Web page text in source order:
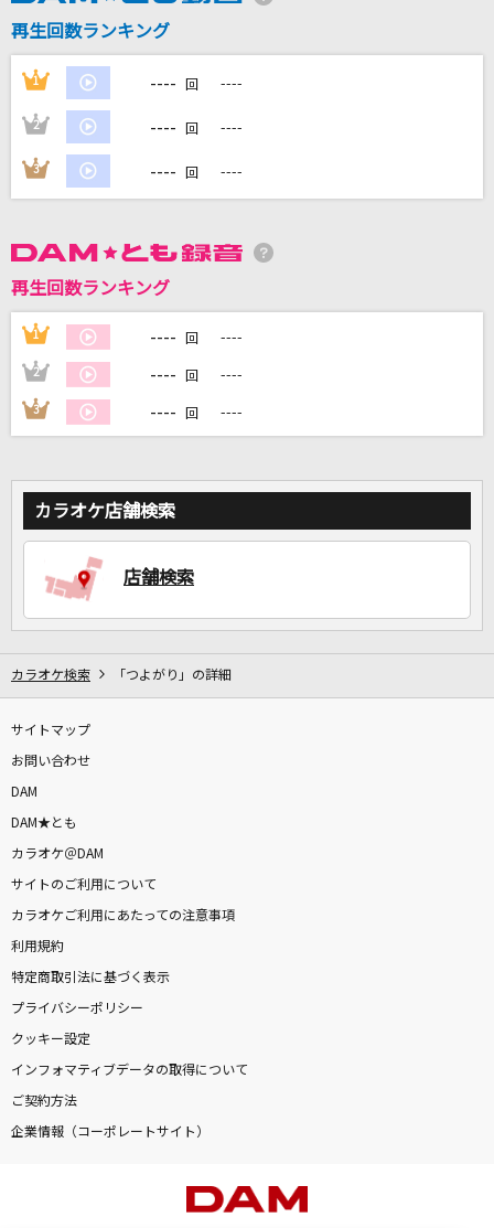
ONE OK ROCK
カラオケ最新情報をチェック！
再生回数ランキング
1 ---- 回 ----
2 ---- 回 ----
3 ---- 回 ----
再生回数ランキング
1 ---- 回 ----
2 ---- 回 ----
3 ---- 回 ----
カラオケ店舗検索
店舗検索
カラオケ検索 「つよがり」の詳細
サイトマップ
お問い合わせ
DAM
DAM★とも
カラオケ＠DAM
サイトのご利用について
カラオケご利用にあたっての注意事項
利用規約
特定商取引法に基づく表示
プライバシーポリシー
クッキー設定
インフォマティブデータの取得について
ご契約方法
企業情報（コーポレートサイト）